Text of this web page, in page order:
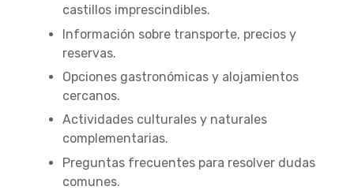
castillos imprescindibles.
Información sobre transporte, precios y
reservas.
Opciones gastronómicas y alojamientos
cercanos.
Actividades culturales y naturales
complementarias.
Preguntas frecuentes para resolver dudas
comunes.